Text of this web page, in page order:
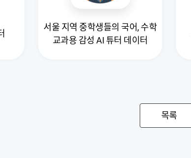
서울 지역 중학생들의 국어, 수학
교과용 감성 AI 튜터 데이터
목록